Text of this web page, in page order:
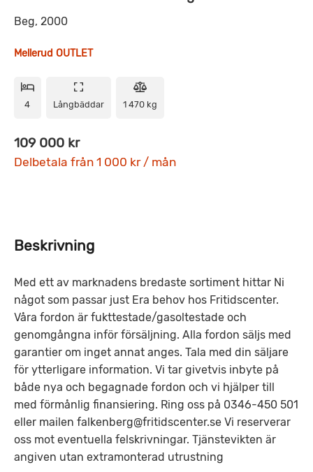
Beg, 2000
Mellerud OUTLET
4 Långbäddar 1 470 kg
109 000 kr
Delbetala från 1 000 kr / mån
Beskrivning
Med ett av marknadens bredaste sortiment hittar Ni
något som passar just Era behov hos Fritidscenter.
Våra fordon är fukttestade/gasoltestade och
genomgångna inför försäljning. Alla fordon säljs med
garantier om inget annat anges. Tala med din säljare
för ytterligare information. Vi tar givetvis inbyte på
både nya och begagnade fordon och vi hjälper till
med förmånlig finansiering. Ring oss på 0346-450 501
eller mailen falkenberg@fritidscenter.se Vi reserverar
oss mot eventuella felskrivningar. Tjänstevikten är
angiven utan extramonterad utrustning